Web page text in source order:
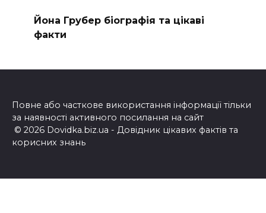
Йона Грубер біографія та цікаві
факти
Повне або часткове використання інформації тільки
за наявності активного посилання на сайт
© 2026 Dovidka.biz.ua - Довідник цікавих фактів та
корисних знань